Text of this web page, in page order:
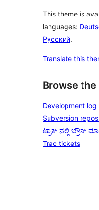
This theme is
languages:
Русский.
Translate this
Browse the
Development log
Subversion
ಟ್ರಾಕ್ ನಲ್ಲಿ ಬ್ರೌಸ್
Trac tickets